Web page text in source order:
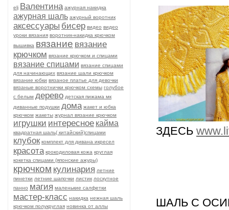
elj Валентина ажурная накидка
ажурная шаль ажурный воротник
аксессуары бисер видео видео
уроки вязания воротник-накидка крючком
вышивка вязание вязание
крючком вязание крючком и спицами
вязание спицами вязание спицами
для начинающих вязание шали крючком
вязание юбки вязаное платье для девочки
вязаные воротнички крючком схемы голубое
с белым дерево детская пижама мк
диванные подушки дома жакет и юбка
крючком жакеты журнал вязание крючком
игрушки интересное кайма
квадратная шаль( китайский)спицами
клубок комплект для дивана икресел
красота крокодиловая кожа круглая
кокетка спицами (японские ажуры)
крючком кулинария летние
пинетки летние шапочки листик лоскутное
панно магия маленькие салфетки
мастер-класс накидка нежная шаль
крючком полукруглая новинка от аллы
ЗДЕСЬ
ШАЛЬ С